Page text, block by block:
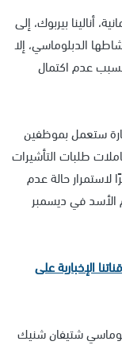
أنالينا بيربوك، إلى
الدبلوماسي، إلا
عدم اكتمال
ستعمل بموظفين
طلبات التأشيرات
لاستمرار حالة عدم
الأسد في ديسمبر
متابعة قناتنا الإخبارية على
شتيفان شنيك